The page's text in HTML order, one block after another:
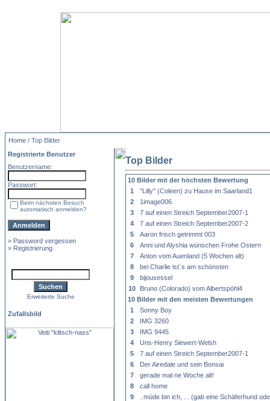
Home / Top Bilder
Registrierte Benutzer
Benutzername:
Passwort:
Beim nächsten Besuch
automatisch anmelden?
» Password vergessen
» Registrierung
Erweiterte Suche
Zufallsbild
Top Bilder
10 Bilder mit der höchsten Bewertung
1
"Lilly" (Coleen) zu Hause im Saarland1
2
1image006
3
7 auf einen Streich September2007-1
4
7 auf einen Streich September2007-2
5
Aaron frisch getrimmt 003
6
Anni und Alyshia wünschen Frohe Ostern
7
Anton vom Auenland (5 Wochen alt)
8
bei Charlie ist´s am schönsten
9
bijousessel
10
Bruno (Colorado) vom Albertspöhl4
10 Bilder mit den meisten Bewertungen
1
Sonny Boy
2
IMG 3260
3
IMG 9445
4
Uns-Henry Siewert-Welsh
5
7 auf einen Streich September2007-1
6
Der Airedale und sein Bonsai
7
gerade mal ne Woche alt!
8
call home
9
..müde bin ich, ... (gab eine Schäferhund